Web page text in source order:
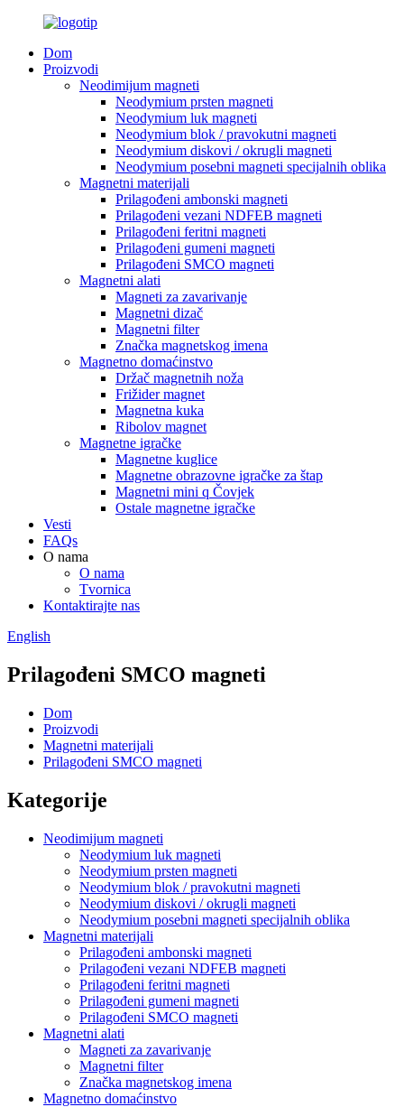
Dom
Proizvodi
Neodimijum magneti
Neodymium prsten magneti
Neodymium luk magneti
Neodymium blok / pravokutni magneti
Neodymium diskovi / okrugli magneti
Neodymium posebni magneti specijalnih oblika
Magnetni materijali
Prilagođeni ambonski magneti
Prilagođeni vezani NDFEB magneti
Prilagođeni feritni magneti
Prilagođeni gumeni magneti
Prilagođeni SMCO magneti
Magnetni alati
Magneti za zavarivanje
Magnetni dizač
Magnetni filter
Značka magnetskog imena
Magnetno domaćinstvo
Držač magnetnih noža
Frižider magnet
Magnetna kuka
Ribolov magnet
Magnetne igračke
Magnetne kuglice
Magnetne obrazovne igračke za štap
Magnetni mini q Čovjek
Ostale magnetne igračke
Vesti
FAQs
O nama
O nama
Tvornica
Kontaktirajte nas
English
Prilagođeni SMCO magneti
Dom
Proizvodi
Magnetni materijali
Prilagođeni SMCO magneti
Kategorije
Neodimijum magneti
Neodymium luk magneti
Neodymium prsten magneti
Neodymium blok / pravokutni magneti
Neodymium diskovi / okrugli magneti
Neodymium posebni magneti specijalnih oblika
Magnetni materijali
Prilagođeni ambonski magneti
Prilagođeni vezani NDFEB magneti
Prilagođeni feritni magneti
Prilagođeni gumeni magneti
Prilagođeni SMCO magneti
Magnetni alati
Magneti za zavarivanje
Magnetni filter
Značka magnetskog imena
Magnetno domaćinstvo